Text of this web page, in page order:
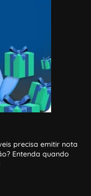
precisa emitir nota
Entenda quando